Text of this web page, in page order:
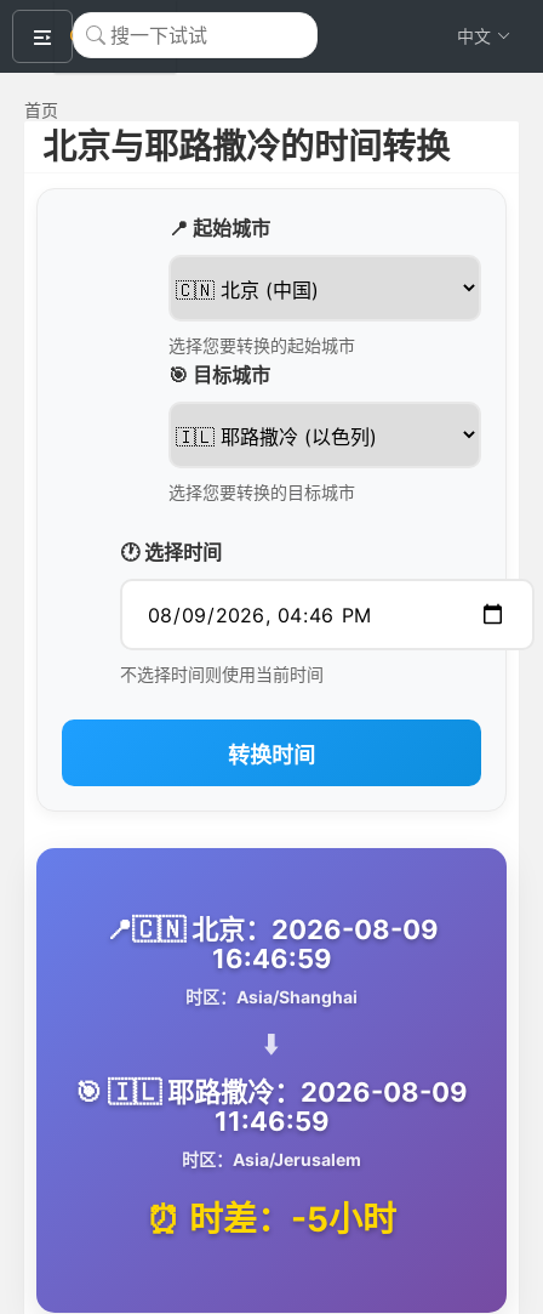
okeyTool 中文
首页
北京与耶路撒冷的时间转换
📍 起始城市
选择您要转换的起始城市
🎯 目标城市
选择您要转换的目标城市
🕐 选择时间
不选择时间则使用当前时间
转换时间
📍🇨🇳 北京：2026-08-09
16:46:59
时区：Asia/Shanghai
⬇️
🎯 🇮🇱 耶路撒冷：2026-08-09
11:46:59
时区：Asia/Jerusalem
⏰ 时差：-5小时